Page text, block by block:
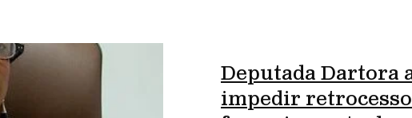
Deputada Dartora
impedir